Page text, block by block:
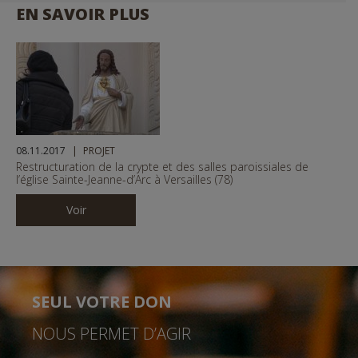
u
EN SAVOIR PLUS
08.11.2017 PROJET
Restructuration de la crypte et des salles paroissiales de
l’église Sainte-Jeanne-d’Arc à Versailles (78)
Voir
SEUL VOTRE DON
NOUS PERMET D’AGIR